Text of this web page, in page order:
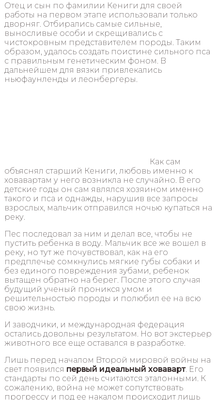
Отец и сын по фамилии Кениги для своей
работы на первом этапе использовали только
дворняг. Отбирались самые сильные,
выносливые особи и скрещивались с
чистокровным представителем породы. Таким
образом, удалось создать поистине сильного пса
с правильным генетическим фоном. В
дальнейшем для вязки привлекались
ньюфаунленды и леонбергеры.
Как сам
объяснял старший Кениги, любовь именно к
ховавартам у него возникла не случайно. В его
детские годы он сам являлся хозяином именно
такого и пса и однажды, нарушив все запросы
взрослых, мальчик отправился ночью купаться на
реку.
Пес последовал за ним и делал все, чтобы не
пустить ребенка в воду. Мальчик все же вошел в
реку, но тут же почувствовал, как на его
предплечье сомкнулись мягкие губы собаки и
без единого повреждения зубами, ребенок
вытащен обратно на берег. После этого случая
будущий ученый проникся умом и
решительностью породы и полюбил ее на всю
свою жизнь.
И заводчики, и международная федерация
остались довольны результатом. Но вот экстерьер
животного все еще оставался в разработке.
Лишь перед началом Второй мировой войны на
свет появился первый идеальный ховаварт. Его
стандарты по сей день считаются эталонными. К
сожалению, война не может сопутствовать
прогрессу и под ее накалом происходит лишь